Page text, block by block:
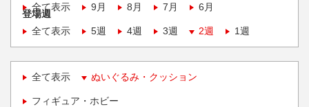
全て表示
9月 8月 7月 6月
登場週
全て表示
5週 4週 3週 2週 1週
全て表示 ぬいぐるみ・クッション
フィギュア・ホビー